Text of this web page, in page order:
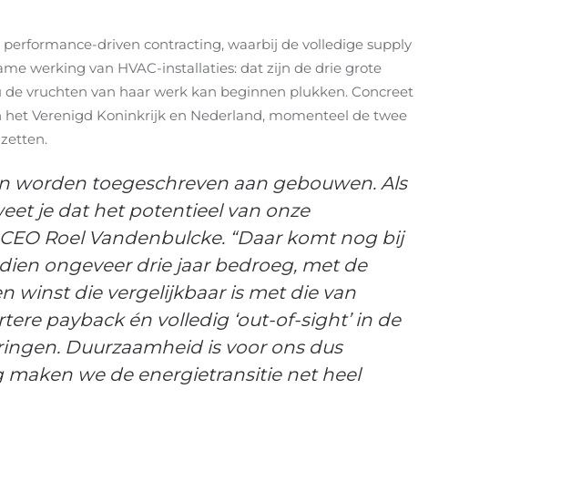
driven contracting, waarbij de volledige supply
werking van HVAC-installaties: dat zijn de drie grote
vruchten van haar werk kan beginnen plukken. Concreet
Verenigd Koninkrijk en Nederland, momenteel de twee
worden toegeschreven aan gebouwen. Als
je dat het potentieel van onze
Roel Vandenbulcke. “Daar komt nog bij
ongeveer drie jaar bedroeg, met de
winst die vergelijkbaar is met die van
payback én volledig ‘out-of-sight’ in de
Duurzaamheid is voor ons dus
we de energietransitie net heel